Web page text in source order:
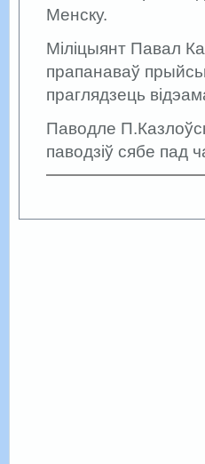
Менску.
Міліцыянт Павал
прапанаваў
праглядзець
Паводле
паводзіў сябе пад